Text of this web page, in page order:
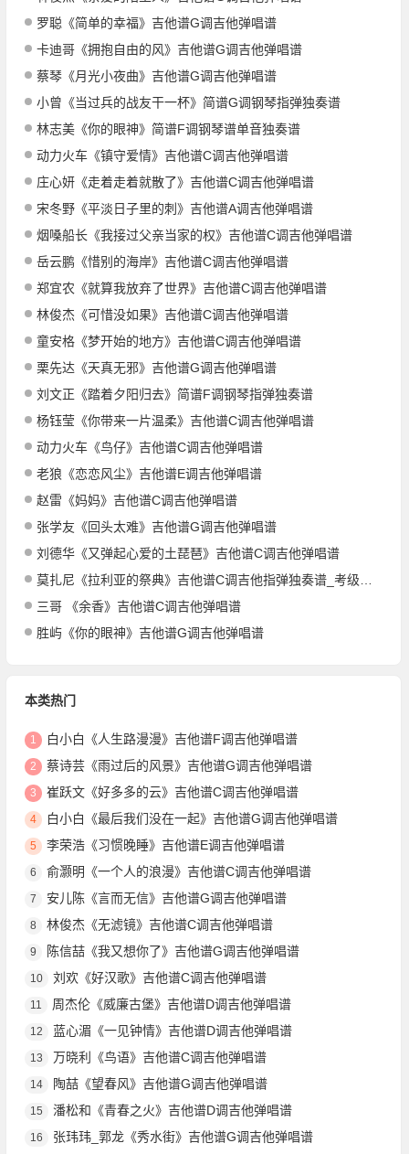
罗聪《简单的幸福》吉他谱G调吉他弹唱谱
卡迪哥《拥抱自由的风》吉他谱G调吉他弹唱谱
蔡琴《月光小夜曲》吉他谱G调吉他弹唱谱
小曾《当过兵的战友干一杯》简谱G调钢琴指弹独奏谱
林志美《你的眼神》简谱F调钢琴谱单音独奏谱
动力火车《镇守爱情》吉他谱C调吉他弹唱谱
庄心妍《走着走着就散了》吉他谱C调吉他弹唱谱
宋冬野《平淡日子里的刺》吉他谱A调吉他弹唱谱
烟嗓船长《我接过父亲当家的权》吉他谱C调吉他弹唱谱
岳云鹏《惜别的海岸》吉他谱C调吉他弹唱谱
郑宜农《就算我放弃了世界》吉他谱C调吉他弹唱谱
林俊杰《可惜没如果》吉他谱C调吉他弹唱谱
童安格《梦开始的地方》吉他谱C调吉他弹唱谱
栗先达《天真无邪》吉他谱G调吉他弹唱谱
刘文正《踏着夕阳归去》简谱F调钢琴指弹独奏谱
杨钰莹《你带来一片温柔》吉他谱C调吉他弹唱谱
动力火车《鸟仔》吉他谱C调吉他弹唱谱
老狼《恋恋风尘》吉他谱E调吉他弹唱谱
赵雷《妈妈》吉他谱C调吉他弹唱谱
张学友《回头太难》吉他谱G调吉他弹唱谱
刘德华《又弹起心爱的土琵琶》吉他谱C调吉他弹唱谱
莫扎尼《拉利亚的祭典》吉他谱C调吉他指弹独奏谱_考级五级
三哥 《余香》吉他谱C调吉他弹唱谱
胜屿《你的眼神》吉他谱G调吉他弹唱谱
本类热门
1 白小白《人生路漫漫》吉他谱F调吉他弹唱谱
2 蔡诗芸《雨过后的风景》吉他谱G调吉他弹唱谱
3 崔跃文《好多多的云》吉他谱C调吉他弹唱谱
4 白小白《最后我们没在一起》吉他谱G调吉他弹唱谱
5 李荣浩《习惯晚睡》吉他谱E调吉他弹唱谱
6 俞灏明《一个人的浪漫》吉他谱C调吉他弹唱谱
7 安儿陈《言而无信》吉他谱G调吉他弹唱谱
8 林俊杰《无滤镜》吉他谱C调吉他弹唱谱
9 陈信喆《我又想你了》吉他谱G调吉他弹唱谱
10 刘欢《好汉歌》吉他谱C调吉他弹唱谱
11 周杰伦《威廉古堡》吉他谱D调吉他弹唱谱
12 蓝心湄《一见钟情》吉他谱D调吉他弹唱谱
13 万晓利《鸟语》吉他谱C调吉他弹唱谱
14 陶喆《望春风》吉他谱G调吉他弹唱谱
15 潘松和《青春之火》吉他谱D调吉他弹唱谱
16 张玮玮_郭龙《秀水街》吉他谱G调吉他弹唱谱